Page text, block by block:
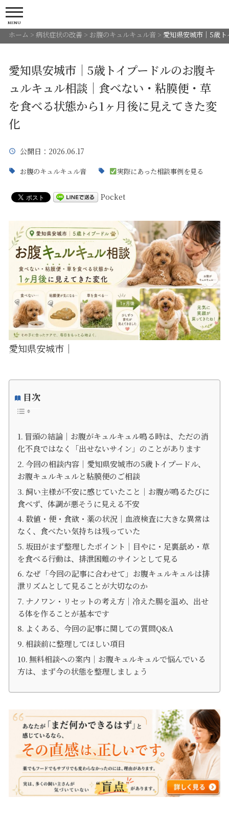
MENU
ホーム > 病状症状の改善 > お腹のキュルキュル音> 愛知県安城市｜5歳
愛知県安城市｜5歳トイプードルのお腹キ
ュルキュル相談｜食べない・粘膜便・草
を食べる状態から1ヶ月後に見えてきた変
化
公開日 ：2026.06.17
お腹のキュルキュル音 実際にあった相談事例を見る
Pocket
愛知県安城市｜
目次
冒頭の結論｜お腹がキュルキュル鳴る時は、ただの消
化不良ではなく「出せないサイン」のことがあります
今回の相談内容｜愛知県安城市の5歳トイプードル、
お腹キュルキュルと粘膜便のご相談
飼い主様が不安に感じていたこと｜お腹が鳴るたびに
食べず、体調が悪そうに見える不安
数値・便・食欲・薬の状況｜血液検査に大きな異常は
なく、食べたい気持ちは残っていた
坂田がまず整理したポイント｜目やに・足裏舐め・草
を食べる行動は、排泄困難のサインとして見る
なぜ「今回の記事に合わせて」お腹キュルキュルは排
泄リズムとして見ることが大切なのか
ナノワン・リセットの考え方｜冷えた腸を温め、出せ
る体を作ることが基本です
よくある、今回の記事に関しての質問Q&A
相談前に整理してほしい項目
無料相談への案内｜お腹キュルキュルで悩んでいる
方は、まず今の状態を整理しましょう